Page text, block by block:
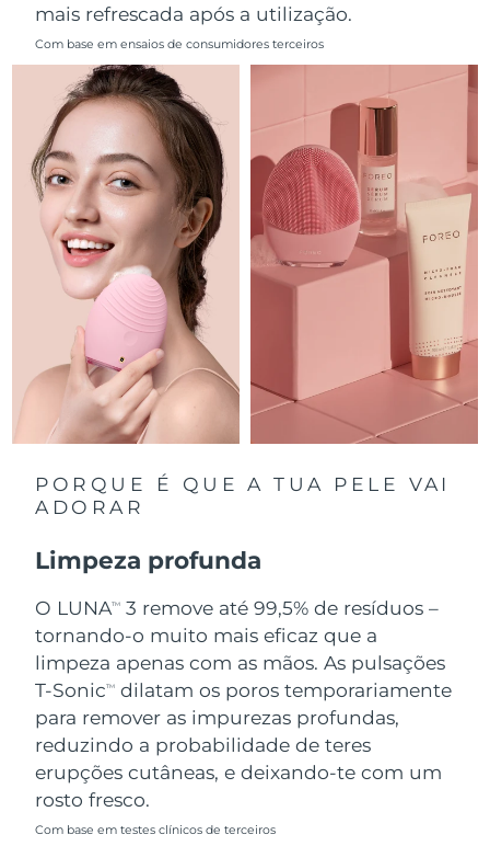
mais refrescada após a utilização.
Com base em ensaios de consumidores terceiros
PORQUE É QUE A TUA PELE VAI
ADORAR
Limpeza profunda
O LUNATM
3 remove até 99,5% de resíduos –
tornando-o muito mais eficaz que a
limpeza apenas com as mãos. As pulsações
T-SonicTM
dilatam os poros temporariamente
para remover as impurezas profundas,
reduzindo a probabilidade de teres
erupções cutâneas, e deixando-te com um
rosto fresco.
Com base em testes clínicos de terceiros
Portugal Entrega prevista
Porto Rico Entrega prevista8/14/26
Catar Entrega prevista
Reunião Entrega prevista
Romênia Entrega prevista8/12/26
Rússia Entrega prevista 8/20/26
Arábia Saudita
Singapura Entrega prevista8/14/26
Eslováquia Entrega prevista8/12/26
Eslovênia Entrega prevista 8/12/26
Coreia do Sul
Espanha Entrega prevista
Suécia Entrega prevista8/12/26
Suíça Entrega prevista
Taiwan
Tailândia